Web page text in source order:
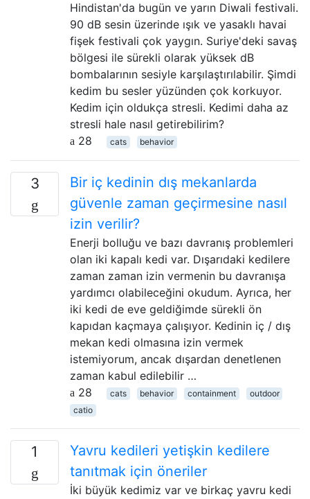
Hindistan'da bugün ve yarın Diwali festivali.
90 dB sesin üzerinde ışık ve yasaklı havai
fişek festivali çok yaygın. Suriye'deki savaş
bölgesi ile sürekli olarak yüksek dB
bombalarının sesiyle karşılaştırılabilir. Şimdi
kedim bu sesler yüzünden çok korkuyor.
Kedim için oldukça stresli. Kedimi daha az
stresli hale nasıl getirebilirim?
28
cats behavior
3
Bir iç kedinin dış mekanlarda
güvenle zaman geçirmesine nasıl
izin verilir?
Enerji bolluğu ve bazı davranış problemleri
olan iki kapalı kedi var. Dışarıdaki kedilere
zaman zaman izin vermenin bu davranışa
yardımcı olabileceğini okudum. Ayrıca, her
iki kedi de eve geldiğimde sürekli ön
kapıdan kaçmaya çalışıyor. Kedinin iç / dış
mekan kedi olmasına izin vermek
istemiyorum, ancak dışardan denetlenen
zaman kabul edilebilir …
28
cats behavior containment
outdoor
catio
1
Yavru kedileri yetişkin kedilere
tanıtmak için öneriler
İki büyük kedimiz var ve birkaç yavru kedi